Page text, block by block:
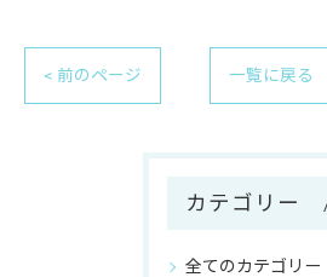
< 前のページ 一覧に戻る
カテゴリー
全てのカテゴリー